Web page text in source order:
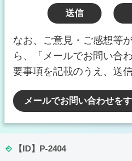
なお、ご意見・ご感想等
ら、「メールでお問い合
要事項を記載のうえ、送信
メールでお問い合わせを
【ID】 P-2404